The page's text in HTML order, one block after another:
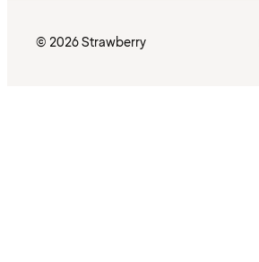
© 2026 Strawberry